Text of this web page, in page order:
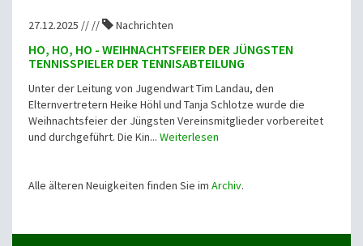
27.12.2025 // // Nachrichten
HO, HO, HO - WEIHNACHTSFEIER DER JÜNGSTEN
TENNISSPIELER DER TENNISABTEILUNG
Unter der Leitung von Jugendwart Tim Landau, den
Elternvertretern Heike Höhl und Tanja Schlotze wurde die
Weihnachtsfeier der Jüngsten Vereinsmitglieder vorbereitet
und durchgeführt. Die Kin... Weiterlesen
Alle älteren Neuigkeiten finden Sie im Archiv.